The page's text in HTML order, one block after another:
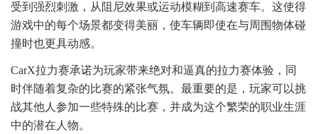
受到强烈刺激，从阻尼效果或运动模糊到高速赛车。这使得
游戏中的每个场景都变得美丽，使车辆即使在与周围物体碰
撞时也更具动感。
CarX拉力赛承诺为玩家带来绝对和逼真的拉力赛体验，同
时伴随着复杂的比赛的紧张气氛。最重要的是，玩家可以挑
战其他人参加一些特殊的比赛，并成为这个繁荣的职业生涯
中的潜在人物。